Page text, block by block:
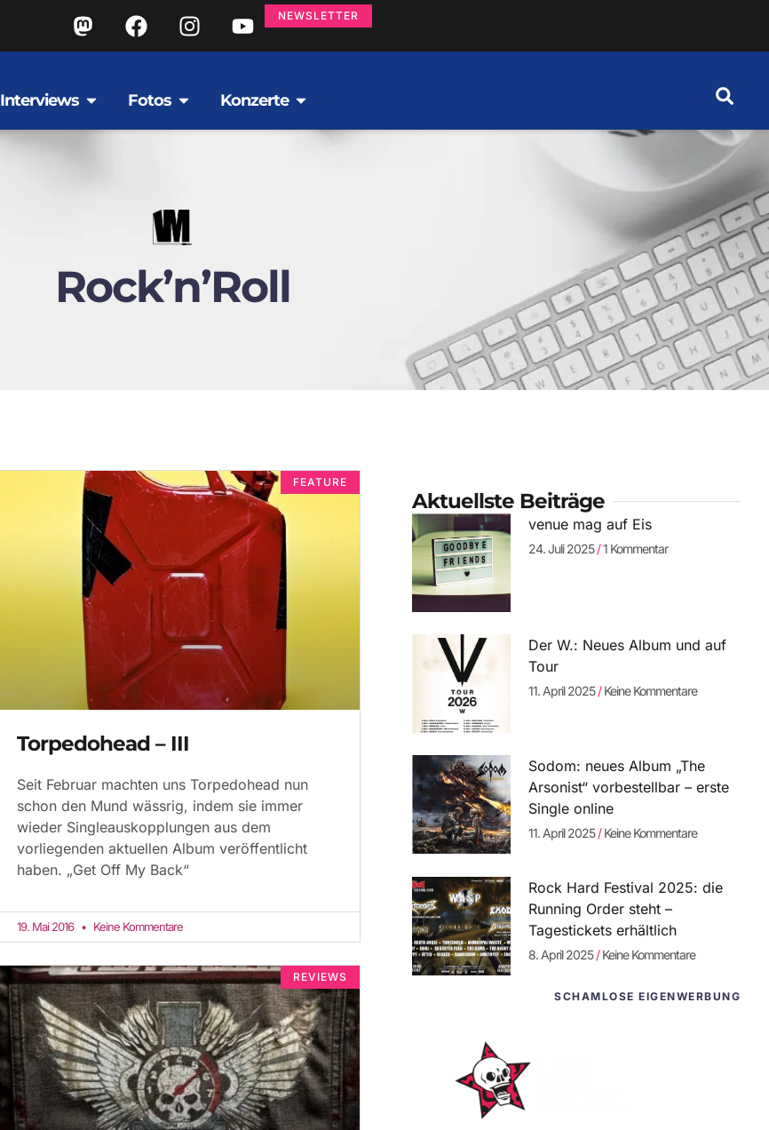
NEWSLETTER
Interviews Fotos Konzerte
Rock’n’Roll
FEATURE
Torpedohead – III
Seit Februar machten uns Torpedohead nun
schon den Mund wässrig, indem sie immer
wieder Singleauskopplungen aus dem
vorliegenden aktuellen Album veröffentlicht
haben. „Get Off My Back“
19. Mai 2016 Keine Kommentare
REVIEWS
Aktuellste Beiträge
venue mag auf Eis
24. Juli 2025 1 Kommentar
Der W.: Neues Album und auf
Tour
11. April 2025 Keine Kommentare
Sodom: neues Album „The
Arsonist“ vorbestellbar – erste
Single online
11. April 2025 Keine Kommentare
Rock Hard Festival 2025: die
Running Order steht –
Tagestickets erhältlich
8. April 2025 Keine Kommentare
SCHAMLOSE EIGENWERBUNG